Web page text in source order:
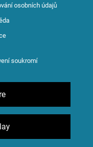
osobních údajů
soukromí